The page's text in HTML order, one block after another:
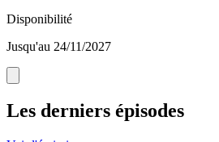
Disponibilité
Jusqu'au 24/11/2027
Les derniers épisodes